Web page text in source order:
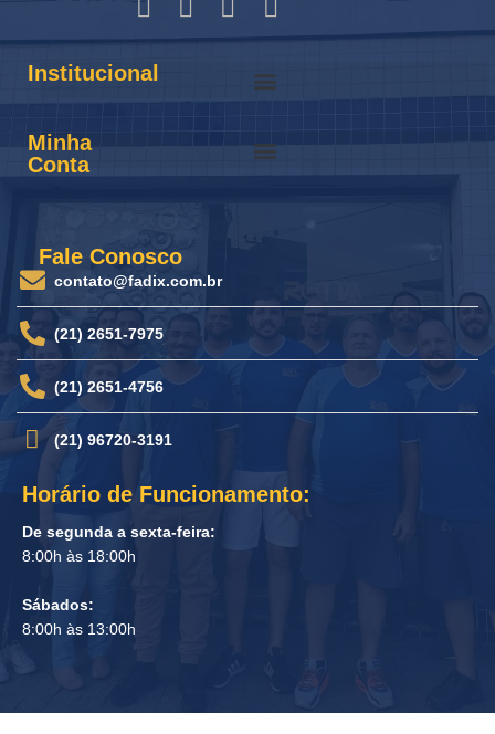
Institucional
Minha
Conta
Fale Conosco
contato@fadix.com.br
(21) 2651-7975
(21) 2651-4756
(21) 96720-3191
Horário de Funcionamento:
De segunda a sexta-feira:
8:00h às 18:00h
Sábados:
8:00h às 13:00h